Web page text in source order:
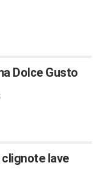
Dolce Gusto
lave